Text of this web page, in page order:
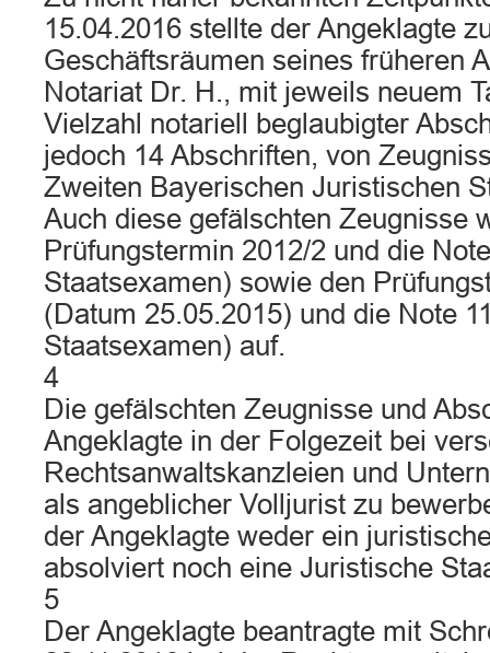
15.04.2016 stellte der Angeklagte
Geschäftsräumen seines früheren
Notariat Dr. H., mit jeweils neuem
Vielzahl notariell beglaubigter
jedoch 14 Abschriften, von
Zweiten Bayerischen Juristischen
Auch diese gefälschten Zeugnisse
Prüfungstermin 2012/2 und die
Staatsexamen) sowie den
(Datum 25.05.2015) und die Note
Staatsexamen) auf.
4
Die gefälschten Zeugnisse und
Angeklagte in der Folgezeit bei
Rechtsanwaltskanzleien und
als angeblicher Volljurist zu
der Angeklagte weder ein
absolviert noch eine Juristische
5
Der Angeklagte beantragte mit